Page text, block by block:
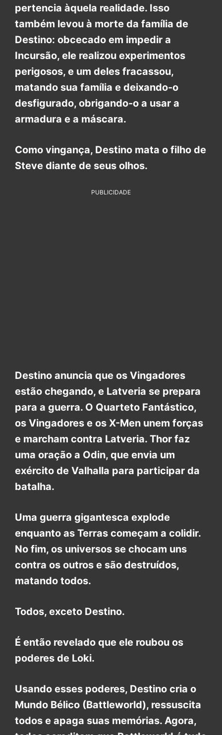
pertencia àquela realidade. Isso
também levou à morte da família de
Destino: obcecado em impedir a
Incursão, ele realizou experimentos
perigosos, e um deles fracassou,
matando sua família e deixando-o
desfigurado, obrigando-o a usar a
armadura e a máscara.
Como vingança, Destino mata o filho de
Steve diante de seus olhos.
PUBLICIDADE
Destino anuncia que os Vingadores
estão chegando, e Latveria se prepara
para a guerra. O Quarteto Fantástico,
os Vingadores e os X-Men unem forças
e marcham contra Latveria. Thor faz
uma oração a Odin, que envia um
exército de Valhalla para participar da
batalha.
Uma guerra gigantesca explode
enquanto as Terras começam a colidir.
No fim, os universos se chocam uns
contra os outros e são destruídos,
matando todos.
Todos, exceto Destino.
É então revelado que ele roubou os
poderes de Loki.
Usando esses poderes, Destino cria o
Mundo Bélico (Battleworld), ressuscita
todos e apaga suas memórias. Agora,